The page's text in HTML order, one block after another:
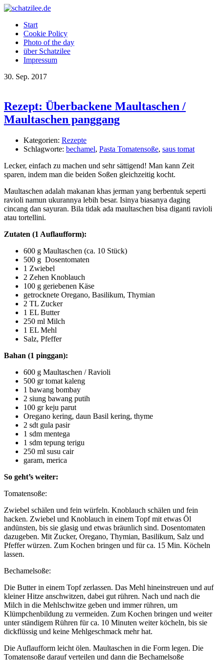
Start
Cookie Policy
Photo of the day
über Schatzilee
Impressum
30. Sep. 2017
Rezept: Überbackene Maultaschen /
Maultaschen panggang
Kategorien: Rezepte
Schlagworte: bechamel, Pasta Tomatensoße, saus tomat
Lecker, einfach zu machen und sehr sättigend! Man kann Zeit
sparen, indem man die beiden Soßen gleichzeitig kocht.
Maultaschen adalah makanan khas jerman yang berbentuk seperti
ravioli namun ukurannya lebih besar. Isinya biasanya daging
cincang dan sayuran. Bila tidak ada maultaschen bisa diganti ravioli
atau tortellini.
Zutaten (1 Auflaufform):
600 g Maultaschen (ca. 10 Stück)
500 g Dosentomaten
1 Zwiebel
2 Zehen Knoblauch
100 g geriebenen Käse
getrocknete Oregano, Basilikum, Thymian
2 TL Zucker
1 EL Butter
250 ml Milch
1 EL Mehl
Salz, Pfeffer
Bahan (1 pinggan):
600 g Maultaschen / Ravioli
500 gr tomat kaleng
1 bawang bombay
2 siung bawang putih
100 gr keju parut
Oregano kering, daun Basil kering, thyme
2 sdt gula pasir
1 sdm mentega
1 sdm tepung terigu
250 ml susu cair
garam, merica
So geht’s weiter:
Tomatensoße:
Zwiebel schälen und fein würfeln. Knoblauch schälen und fein
hacken. Zwiebel und Knoblauch in einem Topf mit etwas Öl
andünsten, bis sie glasig und etwas bräunlich sind. Dosentomaten
dazugeben. Mit Zucker, Oregano, Thymian, Basilikum, Salz und
Pfeffer würzen. Zum Kochen bringen und für ca. 15 Min. Köcheln
lassen.
Bechamelsoße:
Die Butter in einem Topf zerlassen. Das Mehl hineinstreuen und auf
kleiner Hitze anschwitzen, dabei gut rühren. Nach und nach die
Milch in die Mehlschwitze geben und immer rühren, um
Klümpchenbildung zu vermeiden. Zum Kochen bringen und weiter
unter ständigem Rühren für ca. 10 Minuten weiter köcheln, bis sie
dickflüssig und keine Mehlgeschmack mehr hat.
Die Auflaufform leicht ölen. Maultaschen in die Form legen. Die
Tomatensoße darauf verteilen und dann die Bechamelsoße